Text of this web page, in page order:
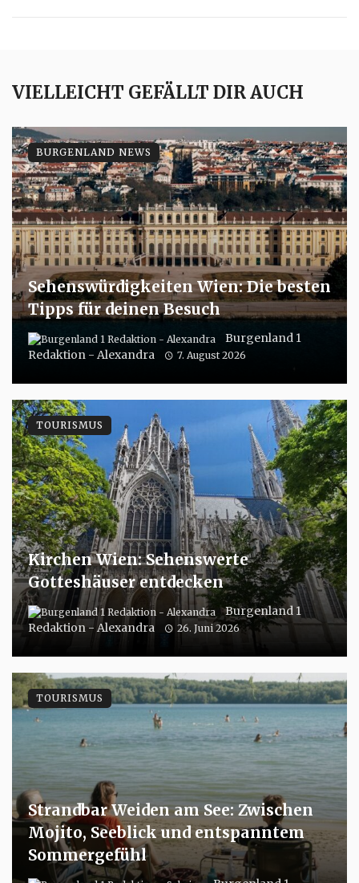
VIELLEICHT GEFÄLLT DIR AUCH
Sehenswürdigkeiten Wien: Die besten
Tipps für deinen Besuch
Burgenland 1
Redaktion - Alexandra
7. August 2026
BURGENLAND NEWS
Kirchen Wien: Sehenswerte
Gotteshäuser entdecken
Burgenland 1
Redaktion - Alexandra
26. Juni 2026
TOURISMUS
Strandbar Weiden am See: Zwischen
Mojito, Seeblick und entspanntem
Sommergefühl
TOURISMUS